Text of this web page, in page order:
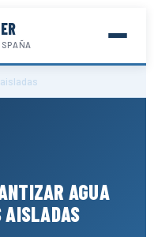
AGUA
AISLADAS